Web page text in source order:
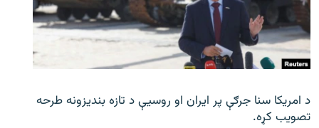
د امریکا سنا جرګې پر ایران او روسیې د تازه بندیزونه طرحه
تصویب کړه.